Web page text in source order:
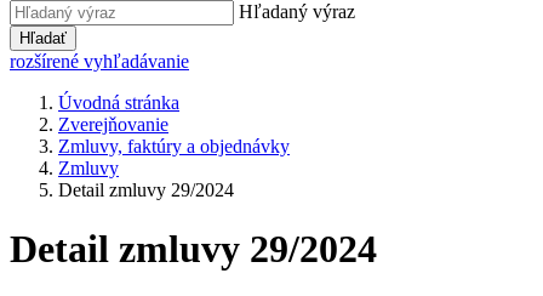
Hľadaný výraz
Hľadať
rozšírené vyhľadávanie
Úvodná stránka
Zverejňovanie
Zmluvy, faktúry a objednávky
Zmluvy
Detail zmluvy 29/2024
Detail zmluvy 29/2024